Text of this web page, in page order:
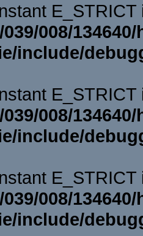
008/
include/
008/
include/
008/
include/